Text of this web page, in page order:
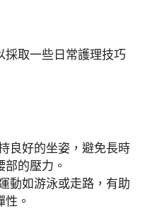
採取一些日常護理技巧
良好的坐姿，避免長時
的壓力。
動如游泳或走路，有助
。